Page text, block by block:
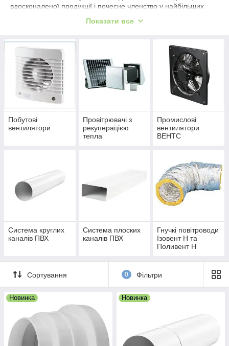
вдосконаленої продукції і почесне членство у найбільших
самостійно виробляє повний спектр обладнання для системи
вентиляції та кондиціювання будь-якої міри складні під
торговими марками ВЕНТС, Домівент, Пластивент, Алювент,
X-VENT, AirVENTS.
Асоціація вентиляційної продукції ВЕНТС становить понад 10
000 одиниць для побутової, комерційної та промислової
вентиляції.
Показати все
Побутові
вентилятори
Провітрювачі з
рекуперацією
тепла
Промислові
вентилятори
ВЕНТС
Система круглих
каналів ПВХ
Система плоских
каналів ПВХ
Гнучкі повітроводи
Ізовент Н та
Поливент Н
Сортування 0 Фільтри
Новинка Новинка